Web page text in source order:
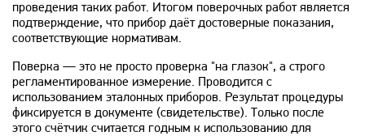
проведения таких работ. Итогом поверочных работ является
подтверждение, что прибор даёт достоверные показания,
соответствующие нормативам.
Поверка — это не просто проверка "на глазок", а строго
регламентированное измерение. Проводится с
использованием эталонных приборов. Результат процедуры
фиксируется в документе (свидетельстве). Только после
этого счётчик считается годным к использованию для